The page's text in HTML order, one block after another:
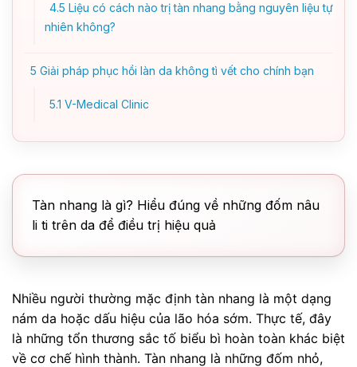
4.5 Liệu có cách nào trị tàn nhang bằng nguyên liệu tự
nhiên không?
5 Giải pháp phục hồi làn da không tì vết cho chính bạn
5.1 V-Medical Clinic
Tàn nhang là gì? Hiểu đúng về những đốm nâu
li ti trên da để điều trị hiệu quả
Nhiều người thường mặc định tàn nhang là một dạng
nám da hoặc dấu hiệu của lão hóa sớm. Thực tế, đây
là những tổn thương sắc tố biểu bì hoàn toàn khác biệt
về cơ chế hình thành. Tàn nhang là những đốm nhỏ,